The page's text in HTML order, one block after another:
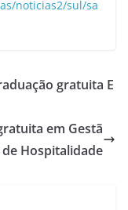
noticias2/sul/sa
gratuita E
em Gestã
Hospitalidade